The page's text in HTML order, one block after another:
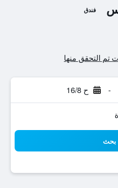
فندق
- ح 16/8
بحث